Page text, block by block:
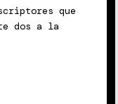
que
dos a la